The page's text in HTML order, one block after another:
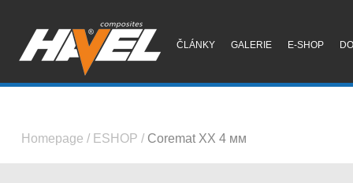
ČLÁNKY GALERIE E-SHOP
Homepage / ESHOP / Coremat XX 4 мм